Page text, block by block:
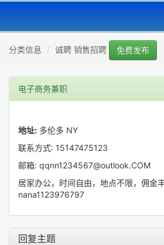
分类信息 诚聘 销售招聘 免费发布
电子商务兼职
地址: 多伦多 NY
联系方式: 15147475123
邮箱: qqnn1234567@outlook.COM
居家办公，时间自由，地点不限，佣金
nana1123976797
回复主题